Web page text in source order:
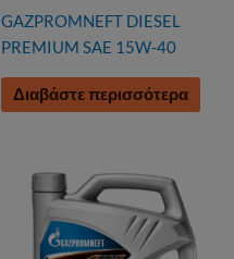
GAZPROMNEFT DIESEL
PREMIUM SAE 15W-40
Διαβάστε περισσότερα